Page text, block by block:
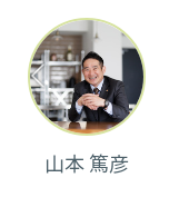
山本 篤彦